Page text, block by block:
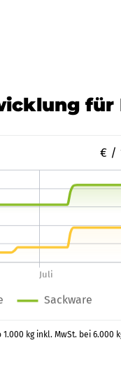
für
€ /
kg inkl. MwSt. bei 6.000